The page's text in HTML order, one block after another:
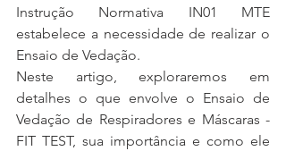
Instrução Normativa IN01 MTE
estabelece a necessidade de realizar o
Ensaio de Vedação.
Neste artigo, exploraremos em
detalhes o que envolve o Ensaio de
Vedação de Respiradores e Máscaras -
FIT TEST, sua importância e como ele